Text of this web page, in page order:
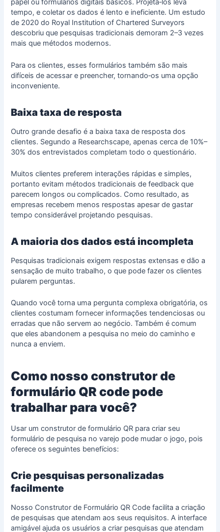
papel ou formulários digitais básicos. Projetá‑los leva
tempo, e coletar os dados é lento e ineficiente. Um estudo
de 2020 do Royal Institution of Chartered Surveyors
descobriu que pesquisas tradicionais demoram 2–3 vezes
mais que métodos modernos.
Para os clientes, esses formulários também são mais
difíceis de acessar e preencher, tornando‑os uma opção
inconveniente.
Baixa taxa de resposta
Outro grande desafio é a baixa taxa de resposta dos
clientes. Segundo a Researchscape, apenas cerca de 10%–
30% dos entrevistados completam todo o questionário.
Muitos clientes preferem interações rápidas e simples,
portanto evitam métodos tradicionais de feedback que
parecem longos ou complicados. Como resultado, as
empresas recebem menos respostas apesar de gastar
tempo considerável projetando pesquisas.
A maioria dos dados está incompleta
Pesquisas tradicionais exigem respostas extensas e dão a
sensação de muito trabalho, o que pode fazer os clientes
pularem perguntas.
Quando você torna uma pergunta complexa obrigatória, os
clientes costumam fornecer informações tendenciosas ou
erradas que não servem ao negócio. Também é comum
que eles abandonem a pesquisa no meio do caminho e
nunca a enviem.
Como nosso construtor de
formulário QR code pode
trabalhar para você?
Usar um construtor de formulário QR para criar seu
formulário de pesquisa no varejo pode mudar o jogo, pois
oferece os seguintes benefícios:
Crie pesquisas personalizadas
facilmente
Nosso Construtor de Formulário QR Code facilita a criação
de pesquisas que atendam aos seus requisitos. A interface
amigável ajuda os usuários a criar pesquisas que atendam